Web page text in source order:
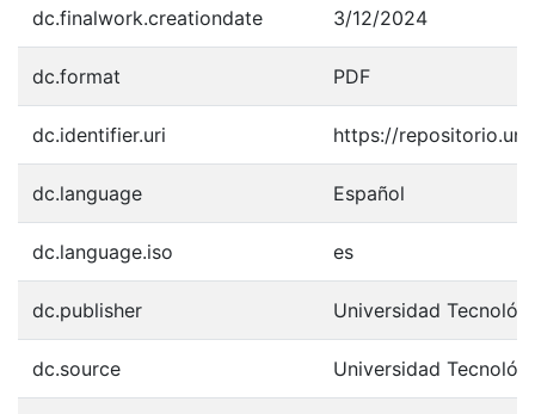
dc.finalwork.creationdate 3/12/2024
dc.format PDF
dc.identifier.uri https://
dc.language Español
dc.language.iso es
dc.publisher Universidad
dc.source Universidad